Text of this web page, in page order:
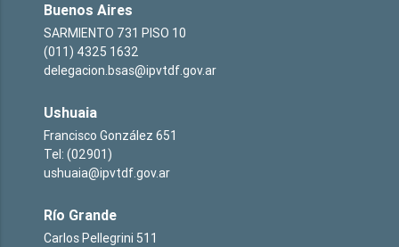
Buenos Aires
SARMIENTO 731 PISO 10
(011) 4325 1632
delegacion.bsas@ipvtdf.gov.ar
Ushuaia
Francisco González 651
Tel: (02901)
ushuaia@ipvtdf.gov.ar
Río Grande
Carlos Pellegrini 511